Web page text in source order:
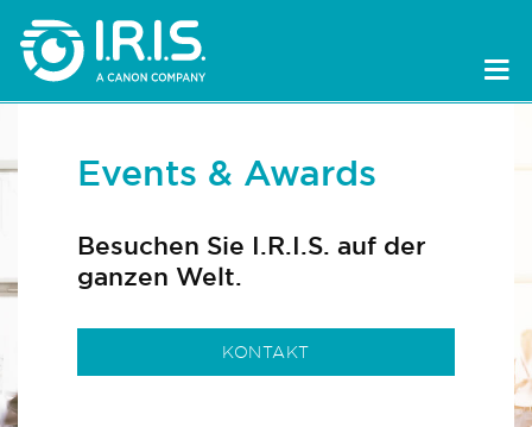
Events & Awards
Besuchen Sie I.R.I.S. auf der
ganzen Welt.
KONTAKT